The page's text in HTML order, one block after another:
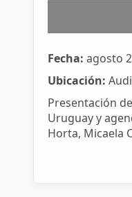
Fecha: agosto
Ubicación:
Presentación
Uruguay y
Horta, Micaela